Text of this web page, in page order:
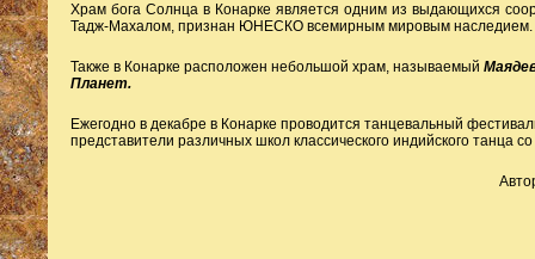
Храм бога Солнца в Конарке является одним из выдающихся
Тадж-Махалом, признан ЮНЕСКО всемирным мировым наследием.
Также в Конарке расположен небольшой храм, называемый
Планет.
Ежегодно в декабре в Конарке проводится танцевальный
представители различных школ классического индийского танца